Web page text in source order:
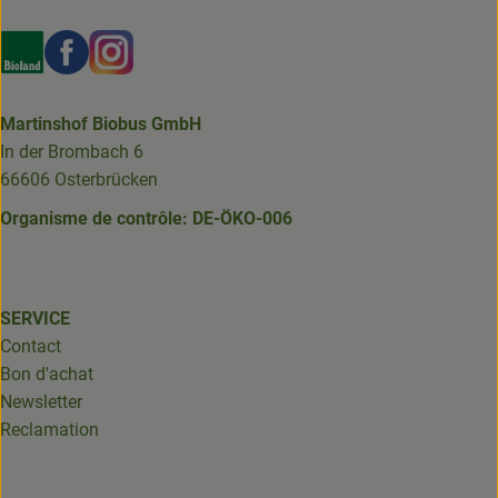
Externer Link zu https://www.bioland.de/verbraucher
Externer Link zu https://www.facebook.com/
Externer Link zu https://www.instagram.com/
Martinshof Biobus GmbH
In der Brombach 6
66606 Osterbrücken
Organisme de contrôle: DE-ÖKO-006
SERVICE
Contact
Bon d'achat
Newsletter
Reclamation